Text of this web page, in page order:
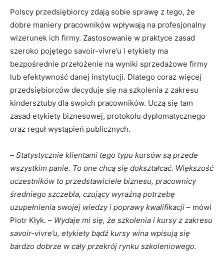
Polscy przedsiębiorcy zdają sobie sprawę z tego, że
dobre maniery pracowników wpływają na profesjonalny
wizerunek ich firmy. Zastosowanie w praktyce zasad
szeroko pojętego savoir-vivre’u i etykiety ma
bezpośrednie przełożenie na wyniki sprzedażowe firmy
lub efektywność danej instytucji. Dlatego coraz więcej
przedsiębiorców decyduje się na szkolenia z zakresu
kindersztuby dla swoich pracowników. Uczą się tam
zasad etykiety biznesowej, protokołu dyplomatycznego
oraz reguł wystąpień publicznych.
– Statystycznie klientami tego typu kursów są przede
wszystkim panie. To one chcą się dokształcać. Większość
uczestników to przedstawiciele biznesu, pracownicy
średniego szczebla, czujący wyraźną potrzebę
uzupełnienia swojej wiedzy i poprawy kwalifikacji – mówi
Piotr Kłyk. – Wydaje mi się, że szkolenia i kursy z zakresu
savoir-vivre’u, etykiety bądź kursy wina wpisują się
bardzo dobrze w cały przekrój rynku szkoleniowego.